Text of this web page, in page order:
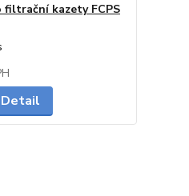
kazety FCPS
Detail